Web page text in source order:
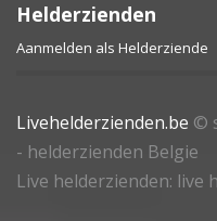
Helderzienden
Aanmelden als Helderziende
Livehelderzienden.be ©
- helderzienden Belgie
Live helderzienden: live